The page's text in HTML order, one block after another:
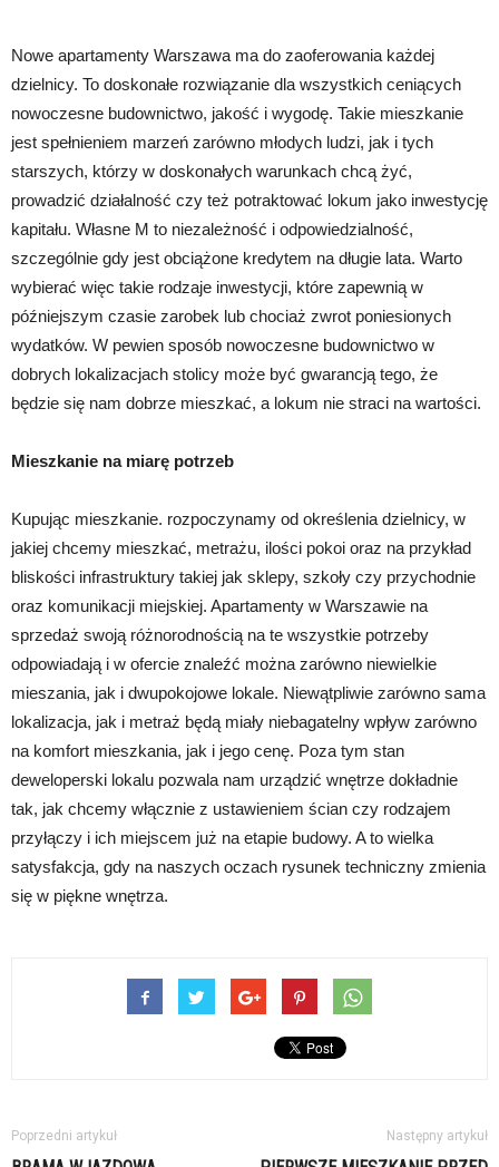
Nowe apartamenty Warszawa ma do zaoferowania każdej
dzielnicy. To doskonałe rozwiązanie dla wszystkich ceniących
nowoczesne budownictwo, jakość i wygodę. Takie mieszkanie
jest spełnieniem marzeń zarówno młodych ludzi, jak i tych
starszych, którzy w doskonałych warunkach chcą żyć,
prowadzić działalność czy też potraktować lokum jako inwestycję
kapitału. Własne M to niezależność i odpowiedzialność,
szczególnie gdy jest obciążone kredytem na długie lata. Warto
wybierać więc takie rodzaje inwestycji, które zapewnią w
późniejszym czasie zarobek lub chociaż zwrot poniesionych
wydatków. W pewien sposób nowoczesne budownictwo w
dobrych lokalizacjach stolicy może być gwarancją tego, że
będzie się nam dobrze mieszkać, a lokum nie straci na wartości.
Mieszkanie na miarę potrzeb
Kupując mieszkanie. rozpoczynamy od określenia dzielnicy, w
jakiej chcemy mieszkać, metrażu, ilości pokoi oraz na przykład
bliskości infrastruktury takiej jak sklepy, szkoły czy przychodnie
oraz komunikacji miejskiej. Apartamenty w Warszawie na
sprzedaż swoją różnorodnością na te wszystkie potrzeby
odpowiadają i w ofercie znaleźć można zarówno niewielkie
mieszania, jak i dwupokojowe lokale. Niewątpliwie zarówno sama
lokalizacja, jak i metraż będą miały niebagatelny wpływ zarówno
na komfort mieszkania, jak i jego cenę. Poza tym stan
deweloperski lokalu pozwala nam urządzić wnętrze dokładnie
tak, jak chcemy włącznie z ustawieniem ścian czy rodzajem
przyłączy i ich miejscem już na etapie budowy. A to wielka
satysfakcja, gdy na naszych oczach rysunek techniczny zmienia
się w piękne wnętrza.
Poprzedni artykuł Następny artykuł